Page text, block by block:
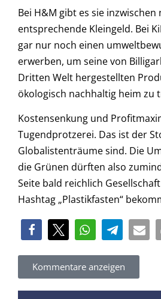
Bei H&M gibt es sie
entsprechende Kleingeld. Bei
gar nur noch einen
erwerben, um seine von
Dritten Welt hergestellten
ökologisch nachhaltig heim zu
Kostensenkung und
Tugendprotzerei. Das ist der
Globalistenträume sind. Die
die Grünen dürften also
Seite bald reichlich
Hashtag „Plastikfasten“
Kommentare anzeigen